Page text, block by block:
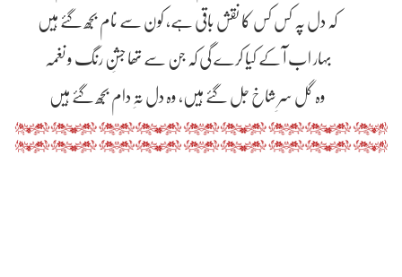
کہ دل پہ کس کس کا نقش باقی ہے، کون سے نام بُجھ گئے ہیں
بہار اب آ کے کیا کرے گی کہ جن سے تھا جشنِ رنگ و نغمہ
وہ گل سرِ شاخ جل گئے ہیں، وہ دل تہِ دام بُجھ گئے ہیں